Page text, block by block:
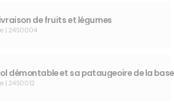
de fruits et légumes
| 24S0004
| 24S0012